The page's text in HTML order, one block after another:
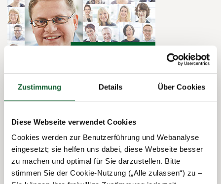
Zustimmung Details Über Cookies
Diese Webseite verwendet Cookies
Cookies werden zur Benutzerführung und Webanalyse
eingesetzt; sie helfen uns dabei, diese Webseite besser
zu machen und optimal für Sie darzustellen. Bitte
stimmen Sie der Cookie-Nutzung („Alle zulassen“) zu –
Steuerring-Inside